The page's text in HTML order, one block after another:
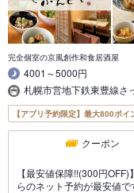
完全個室の京風創作和食居酒屋
4001～5000円
札幌市営地下鉄東豊線
【アプリ予約限定】最大800ポ
クーポン
【最安値保障!!(300円
らのネット予約が最安値